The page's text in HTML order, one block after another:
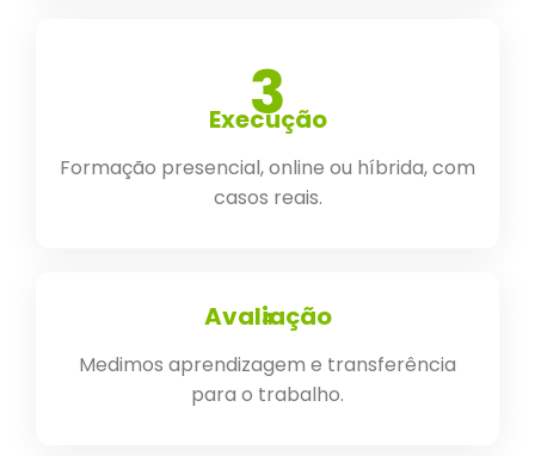
3
Execução
Formação presencial, online ou híbrida, com
casos reais.
4
Avaliação
Medimos aprendizagem e transferência
para o trabalho.